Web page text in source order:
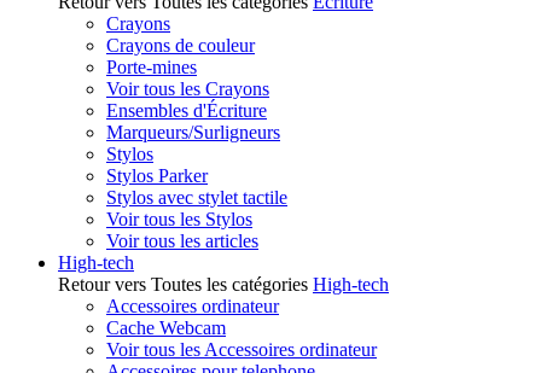
Crayons
Crayons de couleur
Porte-mines
Voir tous les Crayons
Ensembles d'Écriture
Marqueurs/Surligneurs
Stylos
Stylos Parker
Stylos avec stylet tactile
Voir tous les Stylos
Voir tous les articles
High-tech
Retour vers Toutes les catégories High-tech
Accessoires ordinateur
Cache Webcam
Voir tous les Accessoires ordinateur